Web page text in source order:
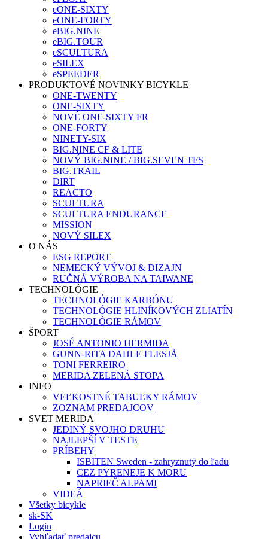
eONE-SIXTY
eONE-FORTY
eBIG.NINE
eBIG.TOUR
eSCULTURA
eSILEX
eSPEEDER
PRODUKTOVÉ NOVINKY BICYKLE
ONE-TWENTY
ONE-SIXTY
NOVÉ ONE-SIXTY FR
ONE-FORTY
NINETY-SIX
BIG.NINE CF & LITE
NOVÝ BIG.NINE / BIG.SEVEN TFS
BIG.TRAIL
DIRT
REACTO
SCULTURA
SCULTURA ENDURANCE
MISSION
NOVÝ SILEX
O NÁS
ESG REPORT
NEMECKÝ VÝVOJ & DIZAJN
RUČNÁ VÝROBA NA TAIWANE
TECHNOLÓGIE
TECHNOLÓGIE KARBÓNU
TECHNOLÓGIE HLINÍKOVÝCH ZLIATÍN
TECHNOLÓGIE RÁMOV
ŠPORT
JOSÉ ANTONIO HERMIDA
GUNN-RITA DAHLE FLESJÅ
TONI FERREIRO
MERIDA ZELENÁ STOPA
INFO
VEĽKOSTNÉ TABUĽKY RÁMOV
ZOZNAM PREDAJCOV
SVET MERIDA
JEDINÝ SVOJHO DRUHU
NAJLEPŠÍ V TESTE
PRÍBEHY
ISBITEN Sweden - zahryznutý do ľadu
CEZ PYRENEJE K MORU
NAPRIEČ ALPAMI
VIDEÁ
Všetky bicykle
sk-SK
Login
Vyhľadať predajcu